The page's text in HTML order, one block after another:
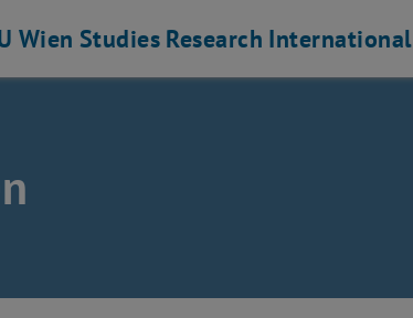
Wien Studies Research International